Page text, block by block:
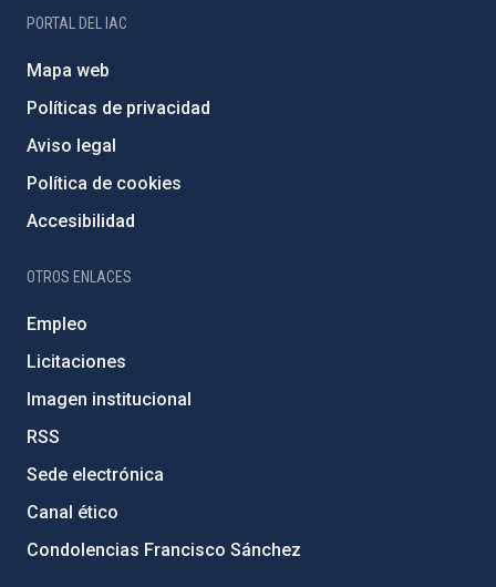
PORTAL DEL IAC
Mapa web
Políticas de privacidad
Aviso legal
Política de cookies
Accesibilidad
OTROS ENLACES
Empleo
Licitaciones
Imagen institucional
RSS
Sede electrónica
Canal ético
Condolencias Francisco Sánchez